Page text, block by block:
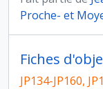
Proche- et
Fiches
JP134-JP160,